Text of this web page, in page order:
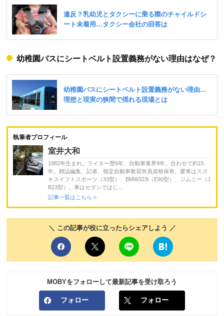
幼稚園バスにシートベルト設置義務がない理由はなぜ？
執筆者プロフィール
室井大和
1982年生まれ。ライター歴6年、自動車業界9年。合わせて約15
年。雑誌編集、記者、指定自動車教習所員資格保有。愛車はスズ
キスイフトスポーツ（33型）、BMW323i（E90型）、ジムニー（J
B23型）。車はセダンではじ...
記事一覧はこちら >
＼ この記事が役に立ったらシェアしよう ／
MOBYをフォローして最新記事を受け取ろう
フォロー フォロー